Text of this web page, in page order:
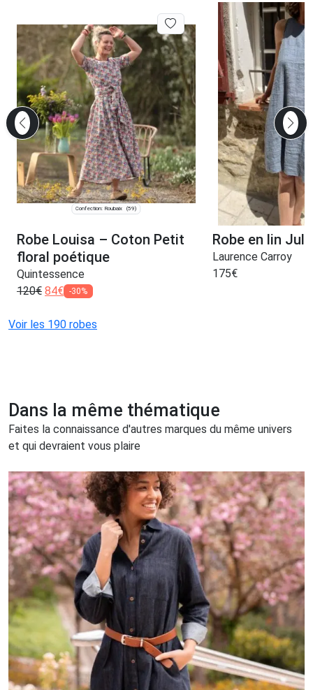
Confection: Roubaix (59)
Robe Louisa – Coton Petit
floral poétique
Quintessence
120€ 84€ -30%
Robe en lin
Laurence Carroy
175€
Voir les 190 robes
Dans la même thématique
Faites la connaissance d'autres marques du même univers
et qui devraient vous plaire